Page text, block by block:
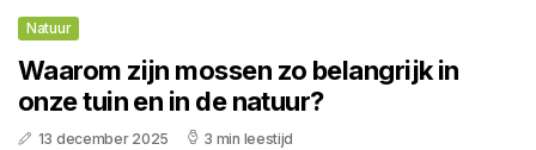
Natuur
Waarom zijn mossen zo belangrijk in
onze tuin en in de natuur?
13 december 2025 3 min leestijd